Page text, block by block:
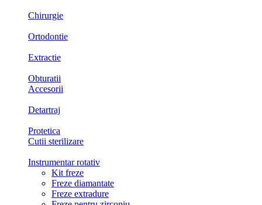
Chirurgie
Ortodontie
Extractie
Obturatii
Accesorii
Detartraj
Protetica
Cutii sterilizare
Instrumentar rotativ
Kit freze
Freze diamantate
Freze extradure